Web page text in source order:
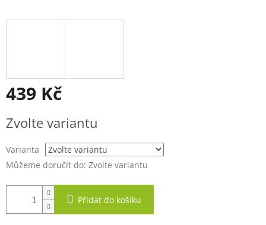
439 Kč
cena:
Zvolte variantu
Varianta
Můžeme doručit do: Zvolte variantu
Přidat do košíku